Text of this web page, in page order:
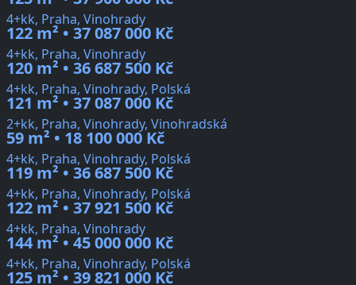
4+kk, Praha, Vinohrady
122 m² • 37 087 000 Kč
4+kk, Praha, Vinohrady
120 m² • 36 687 500 Kč
4+kk, Praha, Vinohrady, Polská
121 m² • 37 087 000 Kč
2+kk, Praha, Vinohrady, Vinohradská
59 m² • 18 100 000 Kč
4+kk, Praha, Vinohrady, Polská
119 m² • 36 687 500 Kč
4+kk, Praha, Vinohrady, Polská
122 m² • 37 921 500 Kč
4+kk, Praha, Vinohrady
144 m² • 45 000 000 Kč
4+kk, Praha, Vinohrady, Polská
125 m² • 39 821 000 Kč